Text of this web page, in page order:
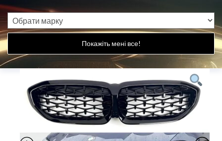
Покажіть мені все!